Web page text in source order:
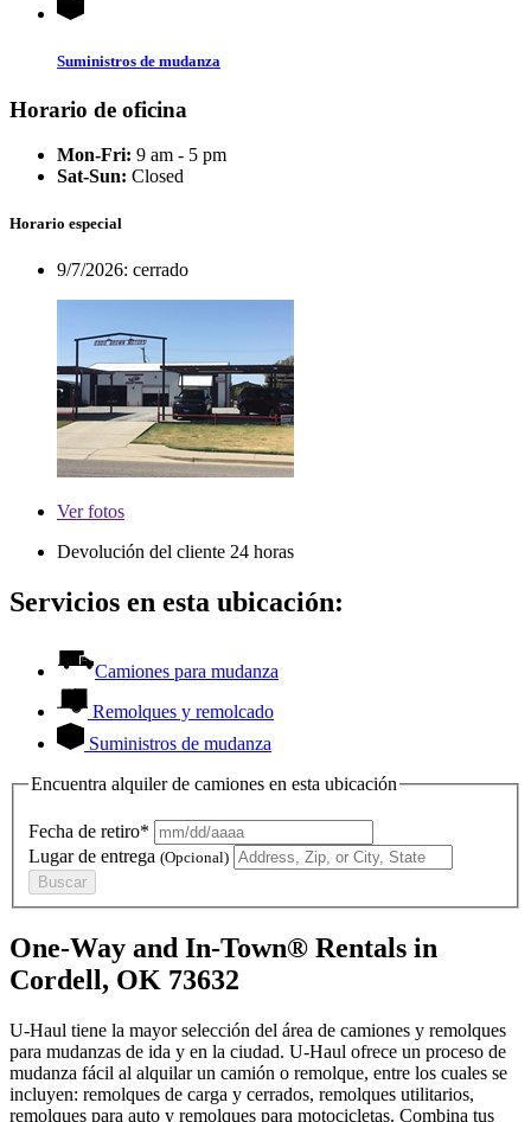
Suministros de mudanza
Horario de oficina
Mon-Fri: 9 am - 5 pm
Sat-Sun: Closed
Horario especial
9/7/2026: cerrado
Verfotos
Devolución del cliente 24 horas
Servicios en esta ubicación:
Camiones para mudanza
Remolques y remolcado
Suministros de mudanza
Encuentra alquiler de camiones en esta ubicación
Fecha de retiro*
Lugar de entrega (Opcional)
Buscar
One-Way and In-Town® Rentals in
Cordell, OK 73632
U-Haul tiene la mayor selección del área de camiones y remolques
para mudanzas de ida y en la ciudad. U-Haul ofrece un proceso de
mudanza fácil al alquilar un camión o remolque, entre los cuales se
incluyen: remolques de carga y cerrados, remolques utilitarios,
remolques para auto y remolques para motocicletas. Combina tus